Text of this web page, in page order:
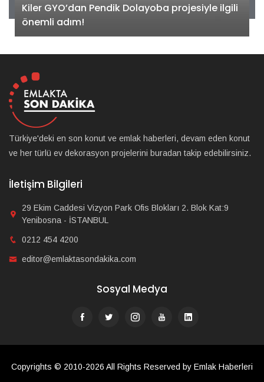
Kiler GYO’dan Pendik Dolayoba projesiyle ilgili
önemli adım!
Türkiye'deki en son konut ve emlak haberleri, devam eden konut
ve her türlü ev dekorasyon projelerini buradan takip edebilirsiniz.
İletişim Bilgileri
29 Ekim Caddesi Vizyon Park Ofis Blokları 2. Blok Kat:9
Yenibosna - İSTANBUL
0212 454 4200
editor@emlaktasondakika.com
Sosyal Medya
Copyrights © 2010-2026 All Rights Reserved by Emlak Haberleri